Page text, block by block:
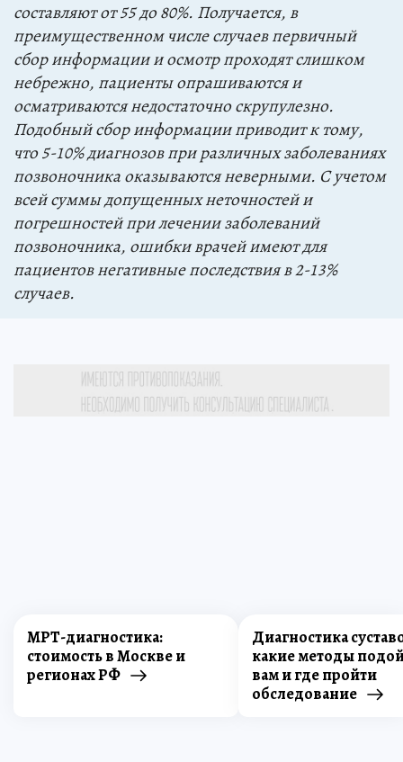
составляют от 55 до 80%. Получается, в
преимущественном числе случаев первичный
сбор информации и осмотр проходят слишком
небрежно, пациенты опрашиваются и
осматриваются недостаточно скрупулезно.
Подобный сбор информации приводит к тому,
что 5-10% диагнозов при различных заболеваниях
позвоночника оказываются неверными. С учетом
всей суммы допущенных неточностей и
погрешностей при лечении заболеваний
позвоночника, ошибки врачей имеют для
пациентов негативные последствия в 2-13%
случаев.
МРТ-диагностика:
стоимость в Москве и
регионах РФ
Диагностика
какие методы
вам и где пройти
обследование